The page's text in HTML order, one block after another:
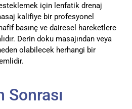
için lenfatik drenaj
kalifiye bir profesyonel
basınç ve dairesel hareketlere
Derin doku masajından veya
olabilecek herhangi bir